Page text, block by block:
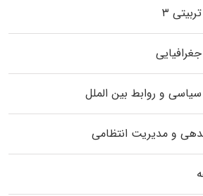
۳
و روابط بین الملل
و مدیریت انتظامی